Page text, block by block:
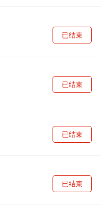
已结束
已结束
已结束
已结束